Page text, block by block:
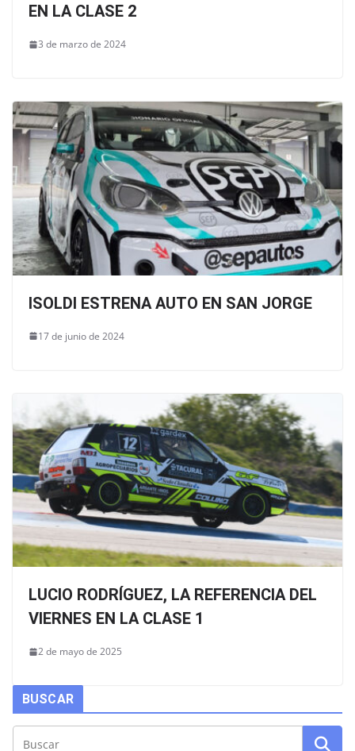
EN LA CLASE 2
3 de marzo de 2024
ISOLDI ESTRENA AUTO EN SAN JORGE
17 de junio de 2024
LUCIO RODRÍGUEZ, LA REFERENCIA DEL
VIERNES EN LA CLASE 1
2 de mayo de 2025
BUSCAR